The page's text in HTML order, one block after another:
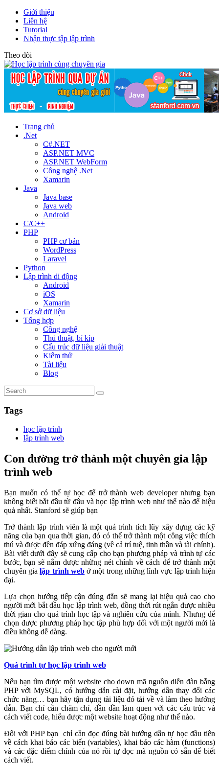
Giới thiệu
Liên hệ
Tutorial
Nhận thực tập lập trình
Theo dõi
Trang chủ
.Net
C#.NET
ASP.NET MVC
ASP.NET WebForm
Công nghệ .Net
Xamarin
Java
Java base
Java web
Android
C/C++
PHP
PHP cơ bản
WordPress
Laravel
Python
Lập trình di động
Android
iOS
Xamarin
Cơ sở dữ liệu
Tổng hợp
Công nghệ
Thủ thuật, bí kíp
Cấu trúc dữ liệu giải thuật
Kiểm thử
Tài liệu
Blog
Tags
học lập trình
lập trình web
Con đường trở thành một chuyên gia lập
trình web
Bạn muốn có thể tự học để trở thành web developer nhưng bạn
không biết bắt đầu từ đâu và học lập trình web như thế nào để hiệu
quả nhất. Stanford sẽ giúp bạn
Trở thành lập trình viên là một quá trình tích lũy xây dựng các kỹ
năng của bạn qua thời gian, đó có thể trở thành một công việc thích
thú và được đền đáp xứng đáng (về cả trí tuệ, tinh thần và tài chính).
Bài viết dưới đây sẽ cung cấp cho bạn phương pháp và trình tự các
bước, bạn sẽ nắm được những nét chính về cách để trở thành một
chuyên gialập trình webở một trong những lĩnh vực lập trình hiện
đại.
Lựa chọn hướng tiếp cận đúng đắn sẽ mang lại hiệu quả cao cho
người mới bắt đầu học lập trình web, đồng thời rút ngắn được nhiều
thời gian cho quá trình học tập và nghiên cứu của mình. Nhưng để
chọn được phương pháp học tập phù hợp đối với một người mới là
điều không dễ dàng.
Quá trình tự học lập trình web
Nếu bạn tìm được một website cho down mã nguồn diễn đàn bằng
PHP với MySQL, có hướng dẫn cài đặt, hướng dẫn thay đổi các
chức năng… bạn hãy tận dụng tài liệu đó tải về và làm theo hướng
dẫn. Bạn chỉ cần chăm chỉ, dần dần làm quen với các cấu trúc và
cách viết code, hiểu được một website hoạt động như thế nào.
Đối với PHP bạn chỉ cần đọc đúng bài hướng dẫn tự học đầu tiên
về cách khai báo các biến (variables), khai báo các hàm (functions)
và các đặc điểm chính của nó rồi tự đọc mã nguồn có sẵn để biết
cách viết.